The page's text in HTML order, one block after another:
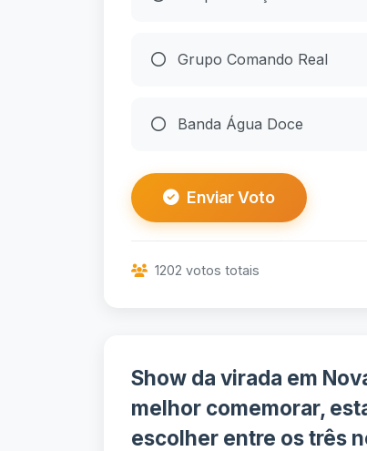
Grupo Comando Real
Banda Água Doce
Enviar Voto
1202 votos totais
Show da virada em
melhor comemorar,
escolher entre os três